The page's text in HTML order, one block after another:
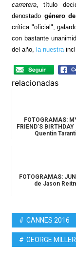
carretera, título
denostado género
crítica "oficial",
con bastante
del año, la nuestra
relacionadas
FOTOGRAMAS:
FRIEND’S
Quentin
FOTOGRAMAS:
de Jason
CANNES 2016
GEORGE MILLER